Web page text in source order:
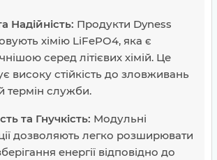
Надійність: Продукти Dyness
хімію LiFePO4, яка є
серед літієвих хімій. Це
високу стійкість до зловживань
термін служби.
та Гнучкість: Модульні
дозволяють легко розширювати
енергії відповідно до